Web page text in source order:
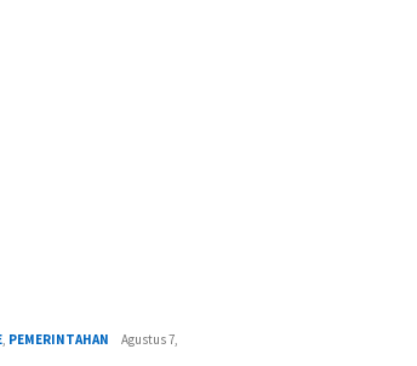
, PEMERINTAHAN
Agustus 7,